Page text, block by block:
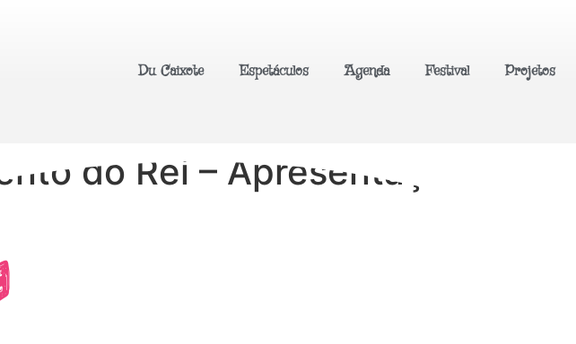
Du Caixote Espetáculos Agenda Festival Projetos
do Rei – Apresentação Teatral